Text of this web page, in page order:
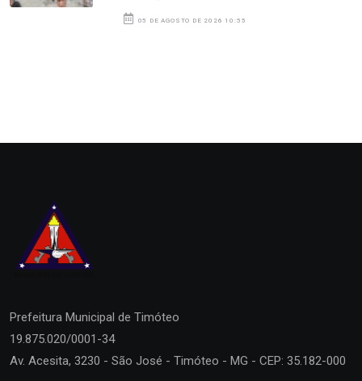
05 DE AGOSTO DE 2026 10:55
Prefeitura Municipal de Timóteo
19.875.020/0001-34
Av. Acesita, 3230 - São José - Timóteo - MG - CEP: 35.182-000